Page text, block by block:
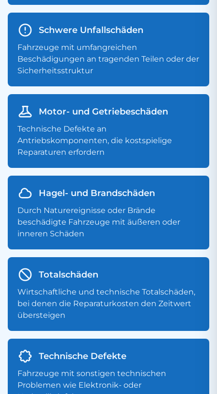
Schwere Unfallschäden
Fahrzeuge mit umfangreichen
Beschädigungen an tragenden Teilen oder der
Sicherheitsstruktur
Motor- und Getriebeschäden
Technische Defekte an
Antriebskomponenten, die kostspielige
Reparaturen erfordern
Hagel- und Brandschäden
Durch Naturereignisse oder Brände
beschädigte Fahrzeuge mit äußeren oder
inneren Schäden
Totalschäden
Wirtschaftliche und technische Totalschäden,
bei denen die Reparaturkosten den Zeitwert
übersteigen
Technische Defekte
Fahrzeuge mit sonstigen technischen
Problemen wie Elektronik- oder